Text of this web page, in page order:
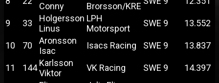
Conny
Brorsson/KRE
9 33
Holgersson
Linus
LPH
Motorsport
SWE 9 13.552
10 70
Aronsson
Isac
Isacs Racing SWE 9 13.837
11 144 Karlsson
Viktor
VK Racing SWE 9
14.397